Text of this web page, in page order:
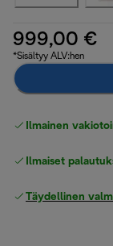
999,00 €
*Sisältyy ALV:hen
Ilmainen
Ilmaiset
Täydellinen